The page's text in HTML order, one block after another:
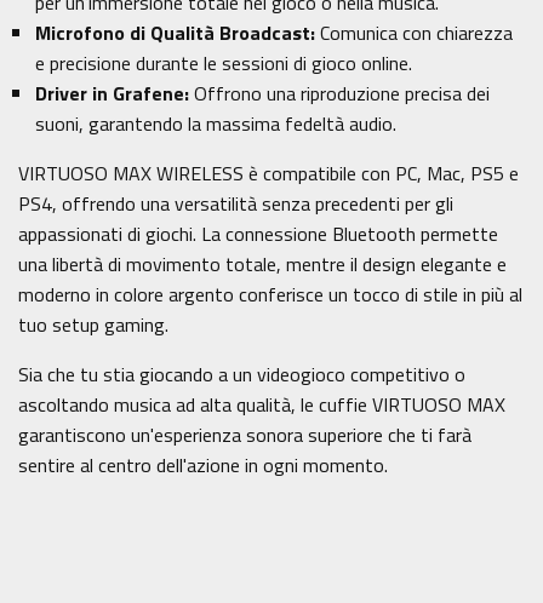
Microfono di Qualità Broadcast:Comunica con chiarezza
e precisione durante le sessioni di gioco online.
Driver in Grafene:Offrono una riproduzione precisa dei
suoni, garantendo la massima fedeltà audio.
VIRTUOSO MAX WIRELESS è compatibile con PC, Mac, PS5 e
PS4, offrendo una versatilità senza precedenti per gli
appassionati di giochi. La connessione Bluetooth permette
una libertà di movimento totale, mentre il design elegante e
moderno in colore argento conferisce un tocco di stile in più al
tuo setup gaming.
Sia che tu stia giocando a un videogioco competitivo o
ascoltando musica ad alta qualità, le cuffie VIRTUOSO MAX
garantiscono un'esperienza sonora superiore che ti farà
sentire al centro dell'azione in ogni momento.